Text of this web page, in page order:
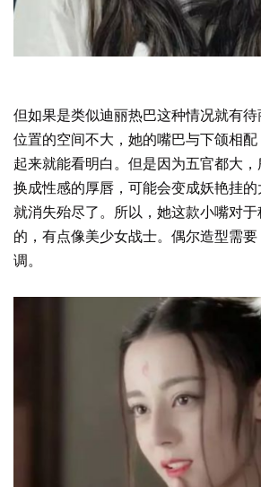
但如果是类似迪丽热巴这种情况就有
位置的空间不大，她的嘴巴与下颌相
起来就能看明白。但是因为五官都大
换成性感的厚唇，可能会变成妖艳挂
就消失殆尽了。所以，她这款小嘴对于
的，有点像美少女战士。偶尔造型需
调。